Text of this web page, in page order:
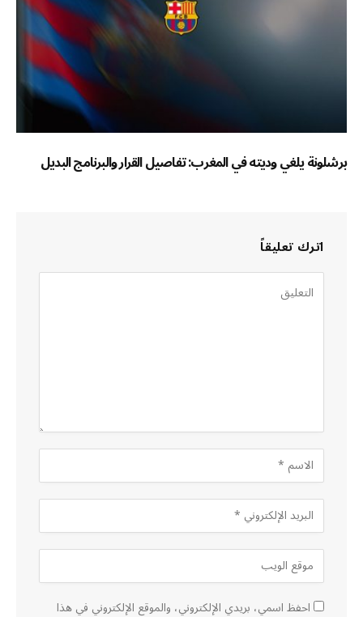
برشلونة يلغي وديته في المغرب: تفاصيل القرار والبرنامج البديل
اترك تعليقاً
احفظ اسمي، بريدي الإلكتروني، والموقع الإلكتروني في هذا